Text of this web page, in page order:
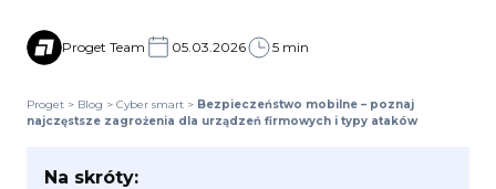
Proget Team 05.03.2026 5 min
Proget > Blog > Cyber smart > Bezpieczeństwo mobilne – poznaj
najczęstsze zagrożenia dla urządzeń firmowych i typy ataków
Na skróty: